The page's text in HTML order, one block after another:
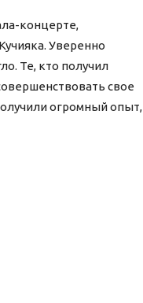
концерте,
Уверенно
Те, кто получил
свое
огромный опыт,